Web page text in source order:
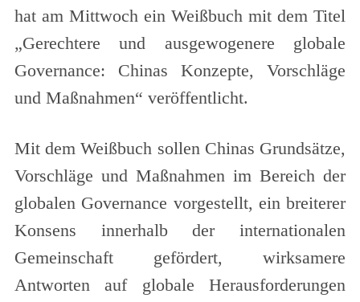
hat am Mittwoch ein Weißbuch mit dem Titel
„Gerechtere und ausgewogenere globale
Governance: Chinas Konzepte, Vorschläge
und Maßnahmen“ veröffentlicht.
Mit dem Weißbuch sollen Chinas Grundsätze,
Vorschläge und Maßnahmen im Bereich der
globalen Governance vorgestellt, ein breiterer
Konsens innerhalb der internationalen
Gemeinschaft gefördert, wirksamere
Antworten auf globale Herausforderungen